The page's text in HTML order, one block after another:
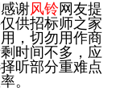
谢风铃网友提
供招标师之家
，切勿用作商
时间不多，应
听部分重难点
。